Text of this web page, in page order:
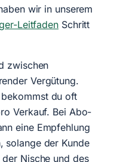
wir in unserem
Leitfaden Schritt
zwischen
Vergütung.
du oft
Verkauf. Bei Abo-
eine Empfehlung
solange der Kunde
Nische und des